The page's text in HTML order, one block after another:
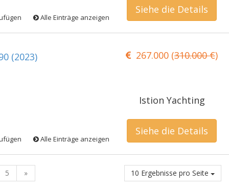
Alle Einträge anzeigen
Siehe die Details
(2023) 267.000 (310.000 €)
Alle Einträge anzeigen
Istion Yachting
Siehe die Details
5 » 10 Ergebnisse pro Seite